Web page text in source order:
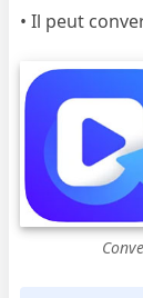
• Il peut